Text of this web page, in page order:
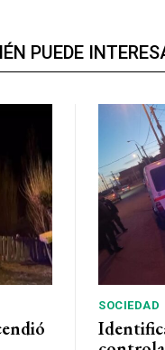
PUEDE
SOCIEDAD